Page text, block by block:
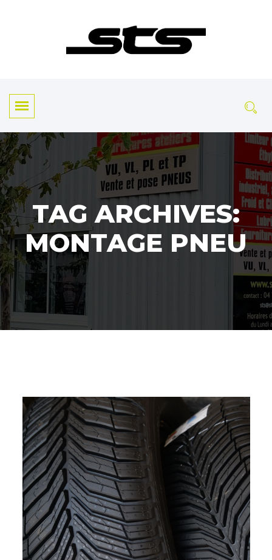
TAG ARCHIVES:
MONTAGE PNEU